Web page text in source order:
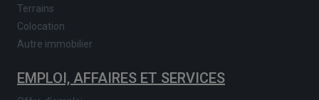
Terrains
Colocation
Autre immobilier
EMPLOI, AFFAIRES ET SERVICES